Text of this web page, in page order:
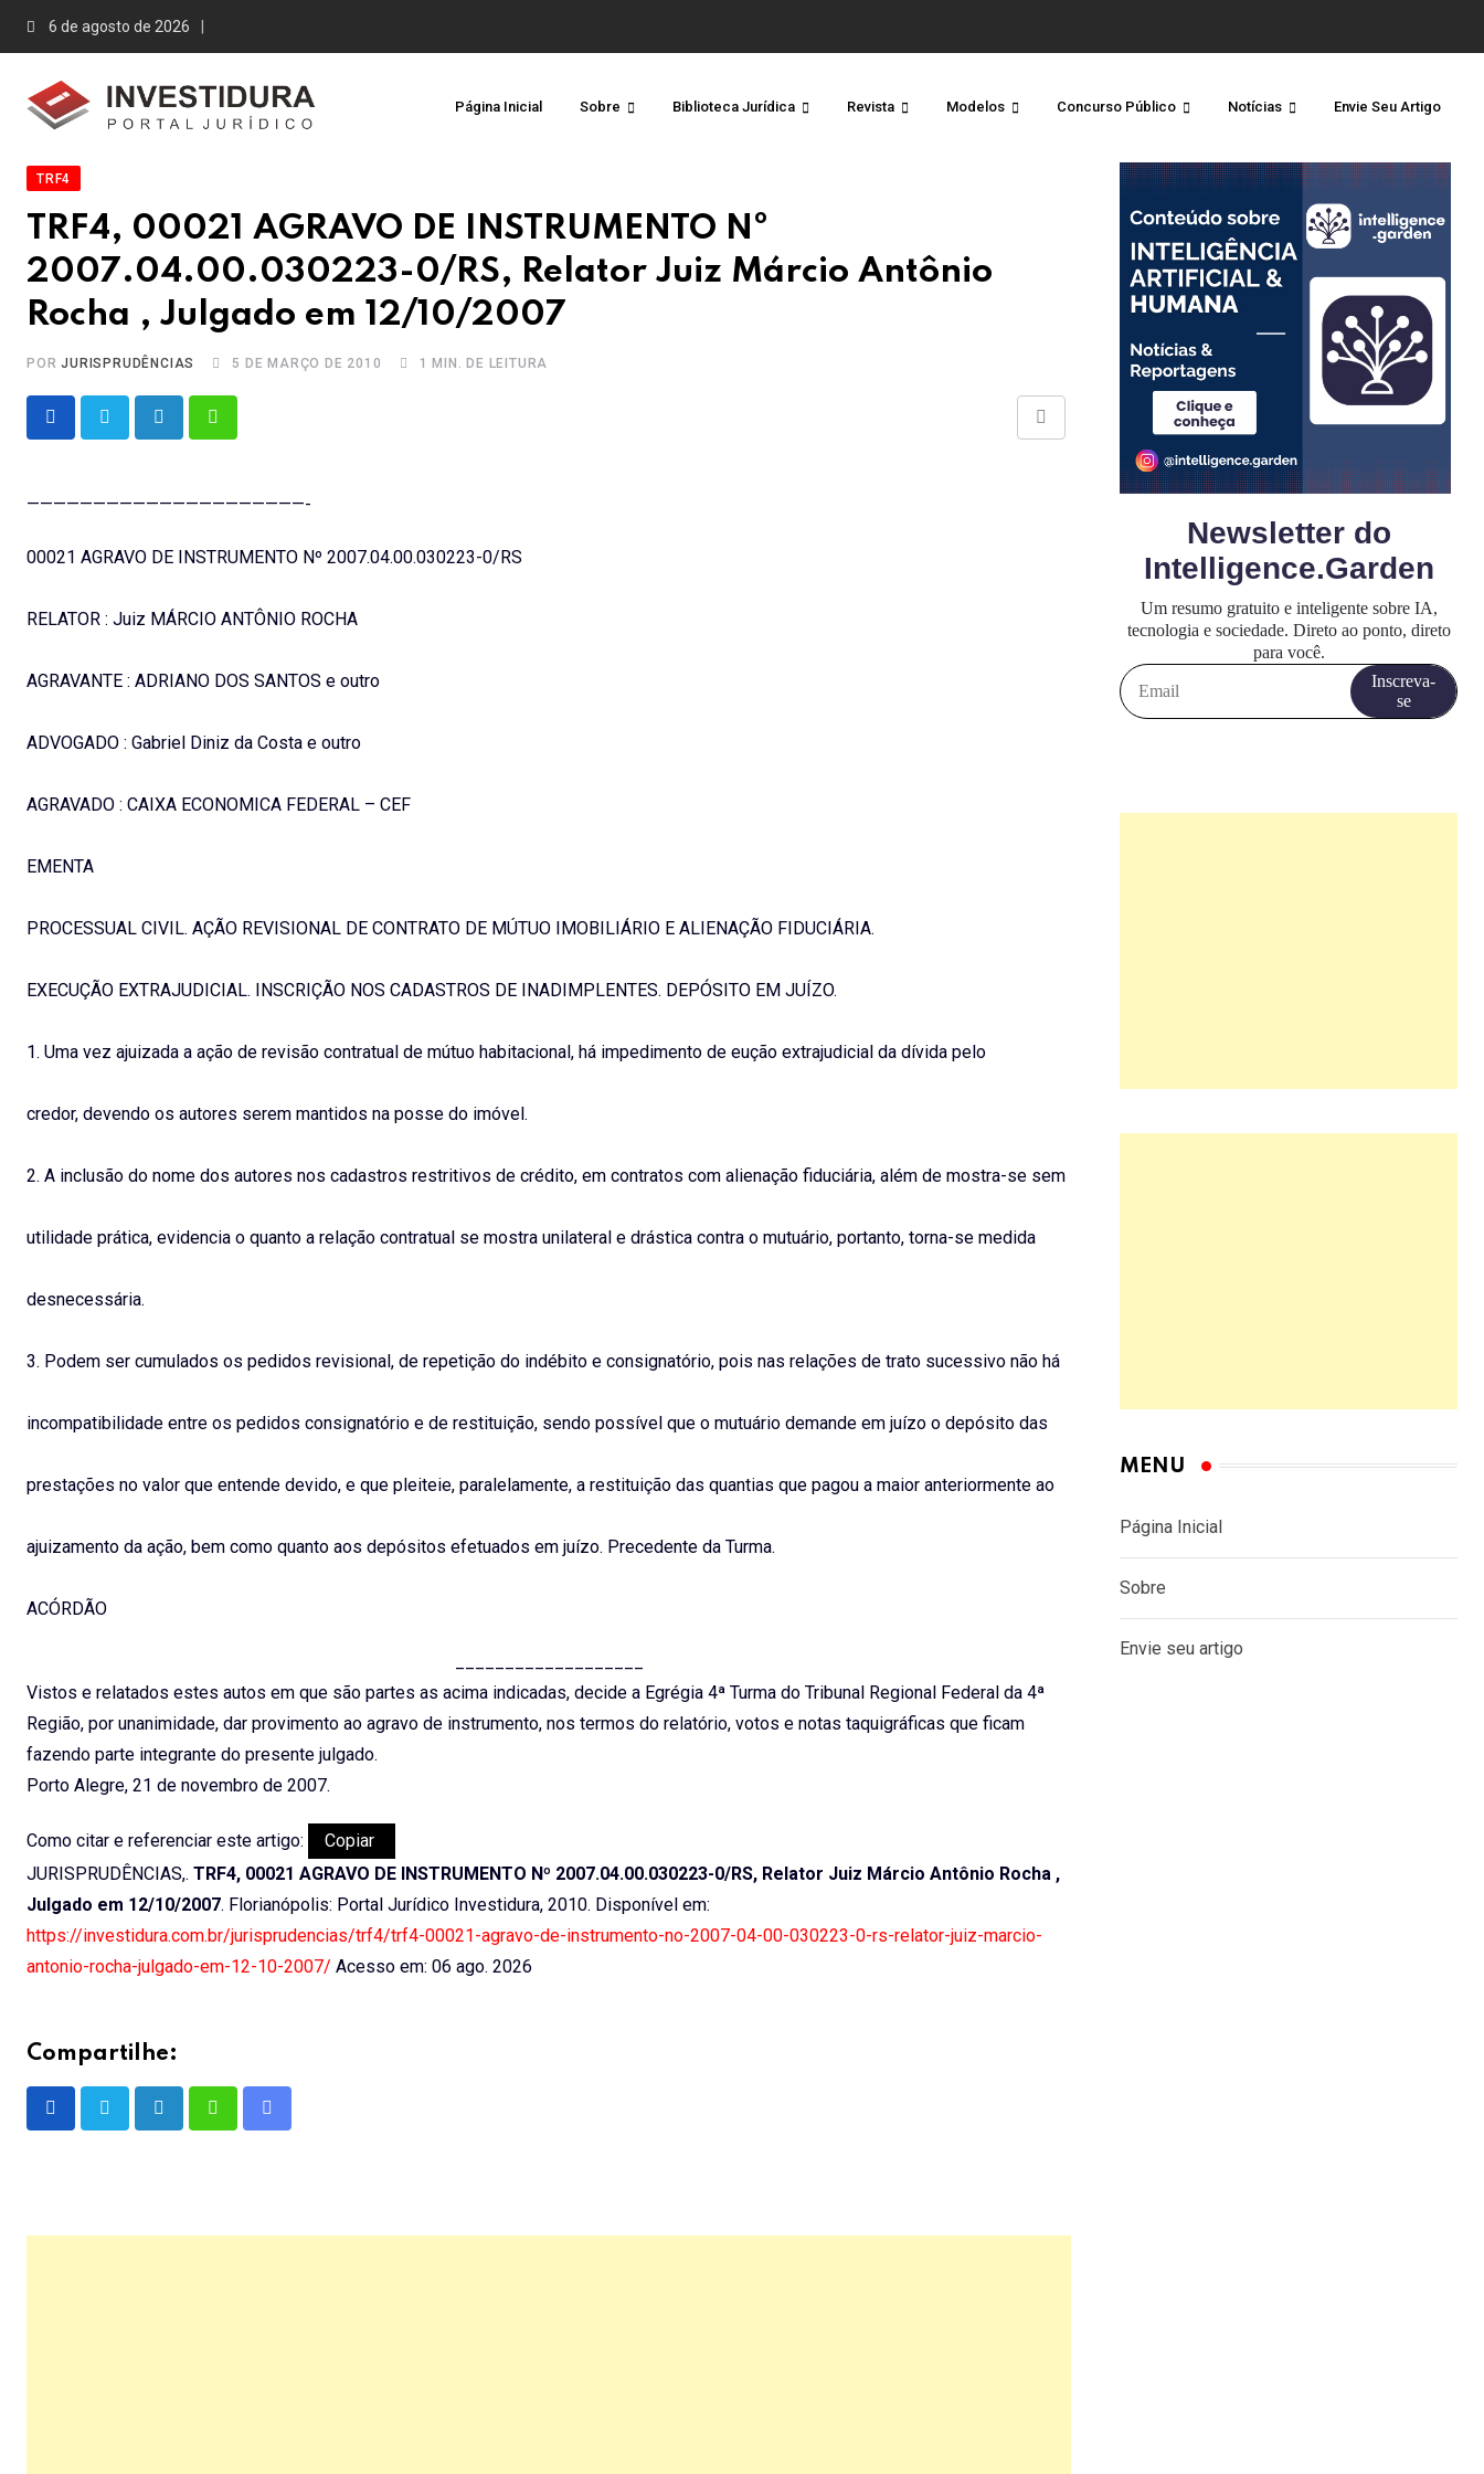
6 de agosto de 2026
Página Inicial Sobre Biblioteca Jurídica Revista Modelos Concurso Público Notícias Envie Seu Artigo
TRF4
TRF4, 00021 AGRAVO DE INSTRUMENTO Nº
2007.04.00.030223-0/RS, Relator Juiz Márcio Antônio
Rocha , Julgado em 12/10/2007
PORJURISPRUDÊNCIAS 5 DE MARÇO DE 2010 1 MIN. DE LEITURA
LinkedInWhatsapp
Share
—————————————————————-
00021 AGRAVO DE INSTRUMENTO Nº 2007.04.00.030223-0/RS
RELATOR : Juiz MÁRCIO ANTÔNIO ROCHA
AGRAVANTE : ADRIANO DOS SANTOS e outro
ADVOGADO : Gabriel Diniz da Costa e outro
AGRAVADO : CAIXA ECONOMICA FEDERAL – CEF
EMENTA
PROCESSUAL CIVIL. AÇÃO REVISIONAL DE CONTRATO DE MÚTUO IMOBILIÁRIO E ALIENAÇÃO FIDUCIÁRIA.
EXECUÇÃO EXTRAJUDICIAL. INSCRIÇÃO NOS CADASTROS DE INADIMPLENTES. DEPÓSITO EM JUÍZO.
1. Uma vez ajuizada a ação de revisão contratual de mútuo habitacional, há impedimento de eução extrajudicial da dívida pelo
credor, devendo os autores serem mantidos na posse do imóvel.
2. A inclusão do nome dos autores nos cadastros restritivos de crédito, em contratos com alienação fiduciária, além de mostra-se sem
utilidade prática, evidencia o quanto a relação contratual se mostra unilateral e drástica contra o mutuário, portanto, torna-se medida
desnecessária.
3. Podem ser cumulados os pedidos revisional, de repetição do indébito e consignatório, pois nas relações de trato sucessivo não há
incompatibilidade entre os pedidos consignatório e de restituição, sendo possível que o mutuário demande em juízo o depósito das
prestações no valor que entende devido, e que pleiteie, paralelamente, a restituição das quantias que pagou a maior anteriormente ao
ajuizamento da ação, bem como quanto aos depósitos efetuados em juízo. Precedente da Turma.
ACÓRDÃO
Vistos e relatados estes autos em que são partes as acima indicadas, decide a Egrégia 4ª Turma do Tribunal Regional Federal da 4ª
Região, por unanimidade, dar provimento ao agravo de instrumento, nos termos do relatório, votos e notas taquigráficas que ficam
fazendo parte integrante do presente julgado.
Porto Alegre, 21 de novembro de 2007.
Como citar e referenciar este artigo:
Copiar
JURISPRUDÊNCIAS,. TRF4, 00021 AGRAVO DE INSTRUMENTO Nº 2007.04.00.030223-0/RS, Relator Juiz Márcio Antônio Rocha ,
Julgado em 12/10/2007. Florianópolis: Portal Jurídico Investidura, 2010. Disponível em:
https://investidura.com.br/jurisprudencias/trf4/trf4-00021-agravo-de-instrumento-no-2007-04-00-030223-0-rs-relator-juiz-marcio-
antonio-rocha-julgado-em-12-10-2007/ Acesso em: 06 ago. 2026
Compartilhe:
LinkedInWhatsappShare
MENU
Página Inicial
Sobre
Envie seu artigo